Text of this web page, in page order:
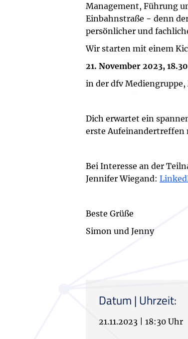
Management, Führung
Einbahnstraße − denn
persönlicher und
Wir starten mit einem
21. November 2023,
in der dfv
Dich erwartet ein
erste
Bei Interesse an der
Jennifer Wiegand:
Beste Grüße
Simon und Jenny
Datum | Uhrzeit:
21.11.2023 18:30 Uhr